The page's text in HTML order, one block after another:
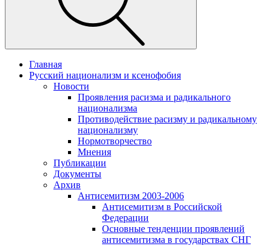
Главная
Русский национализм и ксенофобия
Новости
Проявления расизма и радикального
национализма
Противодействие расизму и радикальному
национализму
Нормотворчество
Мнения
Публикации
Документы
Архив
Антисемитизм 2003-2006
Антисемитизм в Российской
Федерации
Основные тенденции проявлений
антисемитизма в государствах СНГ